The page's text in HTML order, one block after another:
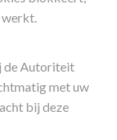
werkt.
de Autoriteit
met uw
bij deze